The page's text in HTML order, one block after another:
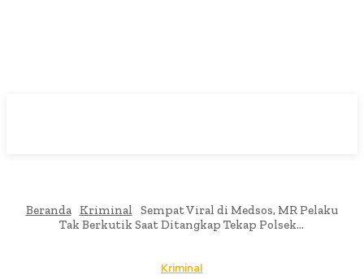
Beranda Kriminal
Sempat Viral di Medsos, MR Pelaku
Tak Berkutik Saat Ditangkap Tekap Polsek...
Kriminal